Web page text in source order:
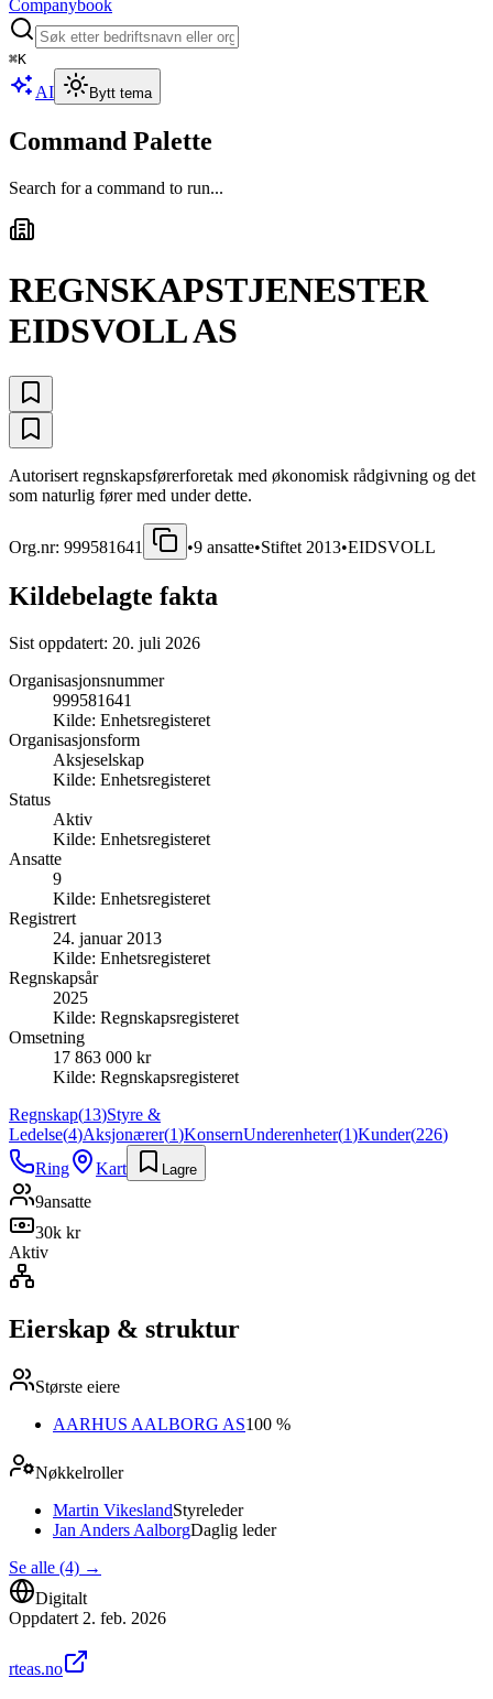
Companybook
⌘K
AI Bytt tema
Command Palette
Search for a command to run...
REGNSKAPSTJENESTER
EIDSVOLL AS
Autorisert regnskapsførerforetak med økonomisk rådgivning og det
som naturlig fører med under dette.
Org.nr: 999581641 •9 ansatte•Stiftet 2013•EIDSVOLL
Kildebelagte fakta
Sist oppdatert: 20. juli 2026
Organisasjonsnummer
999581641
Kilde: Enhetsregisteret
Organisasjonsform
Aksjeselskap
Kilde: Enhetsregisteret
Status
Aktiv
Kilde: Enhetsregisteret
Ansatte
9
Kilde: Enhetsregisteret
Registrert
24. januar 2013
Kilde: Enhetsregisteret
Regnskapsår
2025
Kilde: Regnskapsregisteret
Omsetning
17 863 000 kr
Kilde: Regnskapsregisteret
Regnskap(13)Styre &
Ledelse(4)Aksjonærer(1)KonsernUnderenheter(1)Kunder(226)
Ring
Kart Lagre
9ansatte
30k kr
Aktiv
Eierskap & struktur
Største eiere
AARHUS AALBORG AS100 %
Nøkkelroller
Martin VikeslandStyreleder
Jan Anders AalborgDaglig leder
Se alle (4) →
Digitalt
Oppdatert 2. feb. 2026
rteas.no